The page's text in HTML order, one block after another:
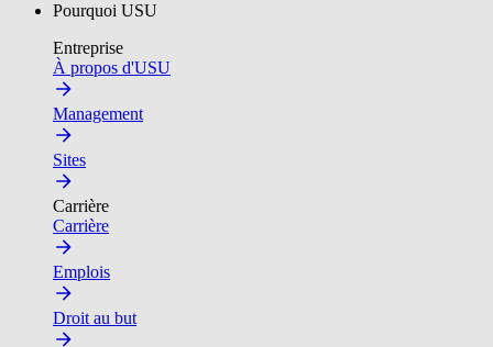
Pourquoi USU
Entreprise
À propos d'USU
Management
Sites
Carrière
Carrière
Emplois
Droit au but